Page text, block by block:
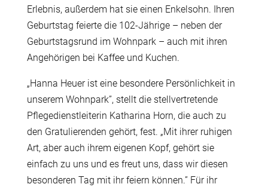
Erlebnis, außerdem hat sie einen Enkelsohn. Ihren
Geburtstag feierte die 102-Jährige – neben der
Geburtstagsrund im Wohnpark – auch mit ihren
Angehörigen bei Kaffee und Kuchen.
„Hanna Heuer ist eine besondere Persönlichkeit in
unserem Wohnpark”, stellt die stellvertretende
Pflegedienstleiterin Katharina Horn, die auch zu
den Gratulierenden gehört, fest. „Mit ihrer ruhigen
Art, aber auch ihrem eigenen Kopf, gehört sie
einfach zu uns und es freut uns, dass wir diesen
besonderen Tag mit ihr feiern können.” Für ihr